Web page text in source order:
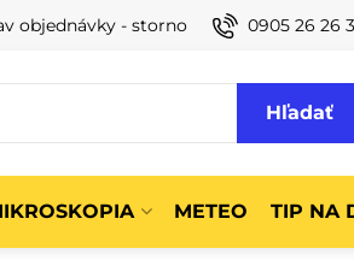
objednávky - storno 0905 26 26
Hľadať
METEO TIP NA